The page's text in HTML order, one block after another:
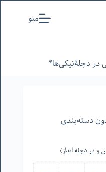
منو
در‌ دجلۀنیکی‌ها*
دسته‌بندی
و در دجله انداز)